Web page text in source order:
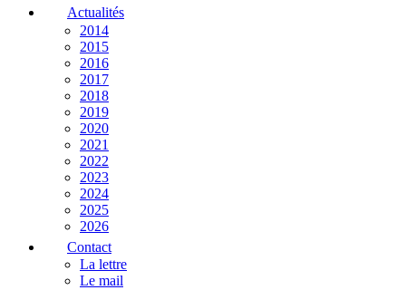
Actualités
2014
2015
2016
2017
2018
2019
2020
2021
2022
2023
2024
2025
2026
Contact
La lettre
Le mail